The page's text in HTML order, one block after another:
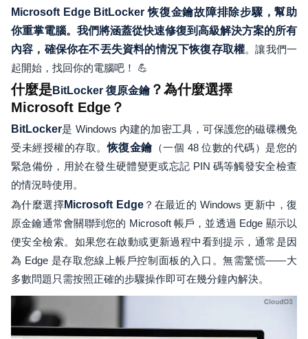
Microsoft Edge BitLocker 恢復金鑰故障排除步驟，幫助
你重掌電腦。我們將涵蓋從快速修復到高級解決方案的所有
內容，確保你在不丟失資料的情況下恢復存取權。讓我們一
起開始，找回你的電腦吧！ 💪
什麼是BitLocker 復原金鑰？為什麼選擇
Microsoft Edge？
BitLocker是 Windows 內建的加密工具，可保護您的磁碟機免
受未經授權的存取。恢復金鑰（一個 48 位數的代碼）是您的
緊急備份，用於在發生硬體變更或忘記 PIN 碼等觸發安全檢查
的情況時使用。
為什麼選擇Microsoft Edge？在最近的 Windows 更新中，復
原金鑰通常會關聯到您的 Microsoft 帳戶，並透過 Edge 顯示以
便安全檢索。如果您在啟動或更新過程中看到提示，通常是因
為 Edge 是存取您線上帳戶控制面板的入口。無需驚慌——大
多數問題只需按照正確的步驟操作即可在幾分鐘內解決。